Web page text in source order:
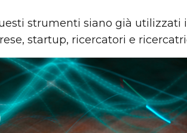
strumenti siano già utilizzati
startup, ricercatori e